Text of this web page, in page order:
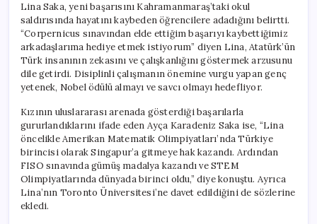
Lina Saka, yeni başarısını Kahramanmaraş’taki okul
saldırısında hayatını kaybeden öğrencilere adadığını belirtti.
“Corpernicus sınavından elde ettiğim başarıyı kaybettiğimiz
arkadaşlarıma hediye etmek istiyorum” diyen Lina, Atatürk’ün
Türk insanının zekasını ve çalışkanlığını göstermek arzusunu
dile getirdi. Disiplinli çalışmanın önemine vurgu yapan genç
yetenek, Nobel ödülü almayı ve savcı olmayı hedefliyor.
Kızının uluslararası arenada gösterdiği başarılarla
gururlandıklarını ifade eden Ayça Karadeniz Saka ise, “Lina
öncelikle Amerikan Matematik Olimpiyatları’nda Türkiye
birincisi olarak Singapur’a gitmeye hak kazandı. Ardından
FISO sınavında gümüş madalya kazandı ve STEM
Olimpiyatlarında dünyada birinci oldu,” diye konuştu. Ayrıca
Lina’nın Toronto Üniversitesi’ne davet edildiğini de sözlerine
ekledi.